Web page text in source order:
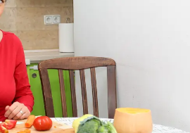
Pokretanje videa...